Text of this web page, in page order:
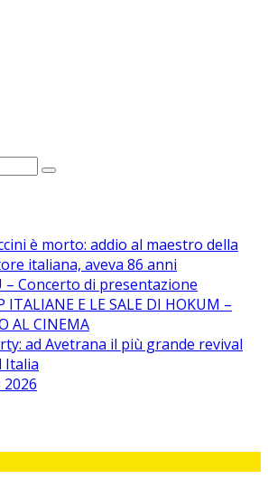
è morto: addio al maestro della
italiana, aveva 86 anni
– Concerto di presentazione
ITALIANE E LE SALE DI HOKUM –
AL CINEMA
ad Avetrana il più grande revival
Italia
2026